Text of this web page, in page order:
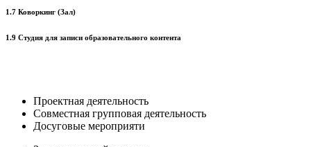
1.7 Коворкинг (Зал)
1.9 Студия для записи образовательного контента
Проектная деятельность
Совместная групповая деятельность
Досуговые мероприяти